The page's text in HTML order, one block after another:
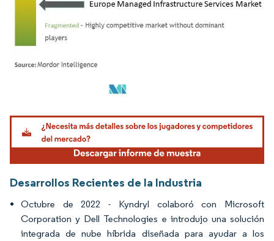
Imagen © Mordor Intelligence. El uso requiere atribución según CC BY 4.0.
Desarrollos Recientes de la Industria
Octubre de 2022 - Kyndryl colaboró con Microsoft
Corporation y Dell Technologies e introdujo una solución
integrada de nube híbrida diseñada para ayudar a los